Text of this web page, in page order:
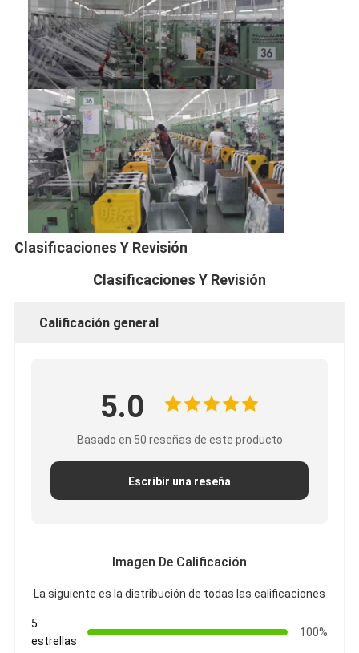
Control de calidad
Éntrenos en contacto con
Cinta a prueba de calor del aislamiento
Clasificaciones Y Revisión
Clasificaciones Y Revisión
Calificación general
5.0
Basado en 50 reseñas de este producto
Escribir una reseña
Imagen De Calificación
La siguiente es la distribución de todas las calificaciones
5
estrellas
100%